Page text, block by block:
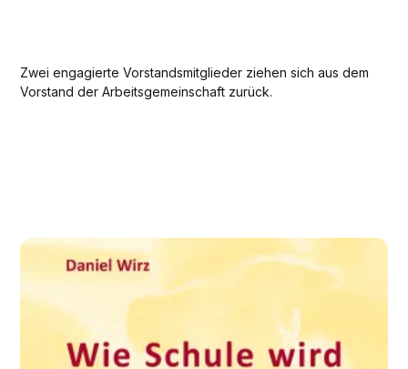
Zwei engagierte Vorstandsmitglieder ziehen sich aus dem
Vorstand der Arbeitsgemeinschaft zurück.